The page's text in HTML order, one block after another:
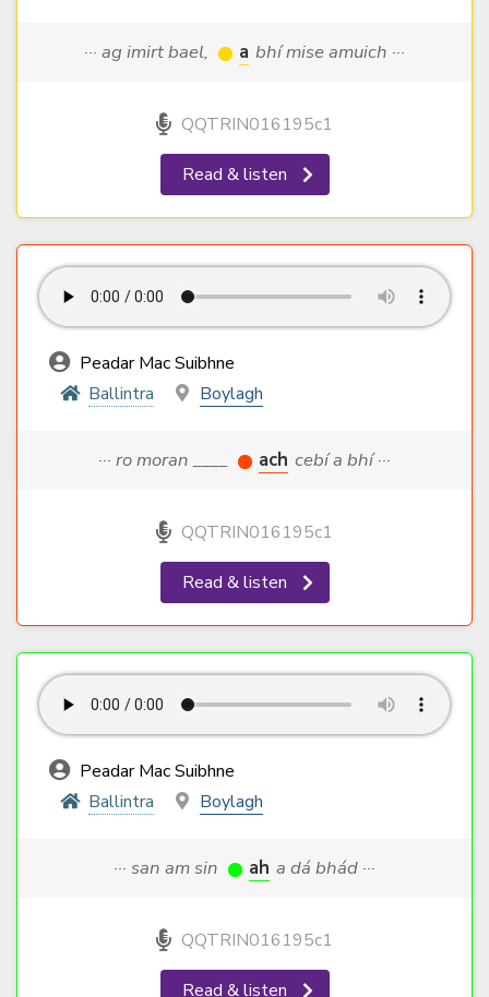
··· ag imirt bael, a bhí mise amuich ···
QQTRIN016195c1
Read & listen
Peadar Mac Suibhne
Ballintra
Boylagh
··· ro moran ____ ach cebí a bhí ···
QQTRIN016195c1
Read & listen
Peadar Mac Suibhne
Ballintra
Boylagh
··· san am sin ah a dá bhád ···
QQTRIN016195c1
Read & listen